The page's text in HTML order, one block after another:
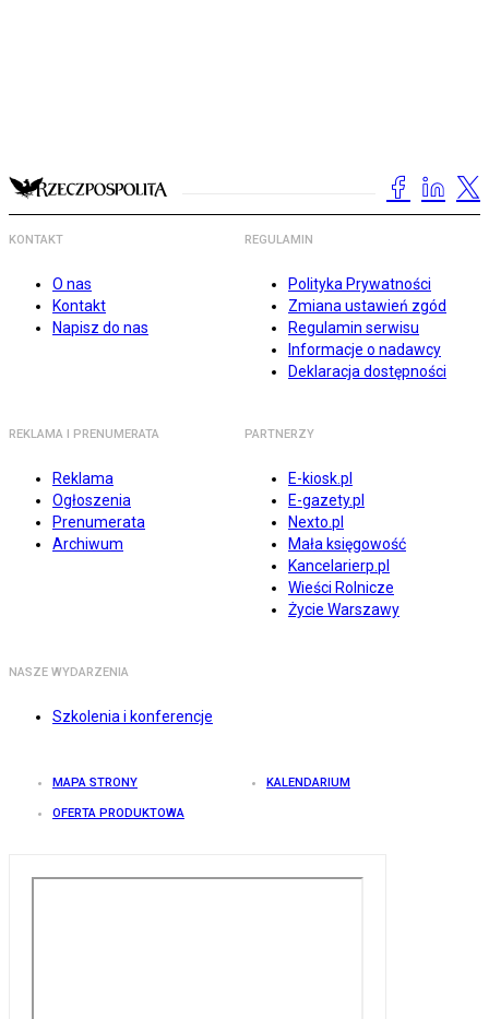
KONTAKT
O nas
Kontakt
Napisz do nas
REGULAMIN
Polityka Prywatności
Zmiana ustawień zgód
Regulamin serwisu
Informacje o nadawcy
Deklaracja dostępności
REKLAMA I PRENUMERATA
Reklama
Ogłoszenia
Prenumerata
Archiwum
PARTNERZY
E-kiosk.pl
E-gazety.pl
Nexto.pl
Mała księgowość
Kancelarierp.pl
Wieści Rolnicze
Życie Warszawy
NASZE WYDARZENIA
Szkolenia i konferencje
MAPA STRONY KALENDARIUM
OFERTA PRODUKTOWA